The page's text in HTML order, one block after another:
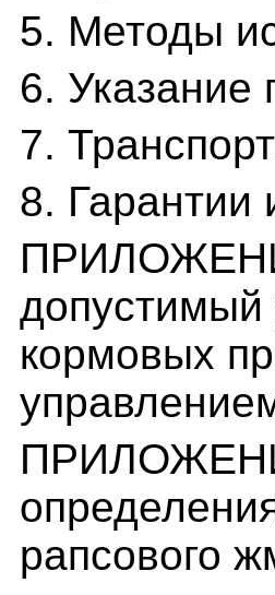
5. Методы
6.
7.
8. Гарантии
допустимый
кормовых
рапсового